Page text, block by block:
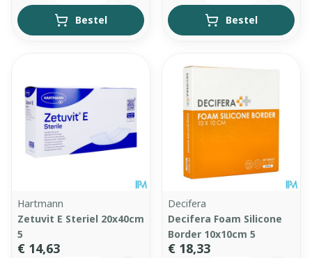
Bestel Bestel
Hartmann
Zetuvit E Steriel 20x40cm
5
€ 14,63
Decifera
Decifera Foam Silicone
Border 10x10cm 5
€ 18,33